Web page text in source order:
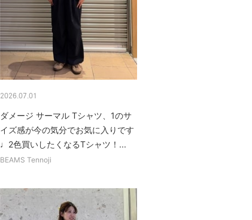
2026.07.01
ダメージ サーマル Tシャツ、1のサ
イズ感が今の気分でお気に入りです
♩2色買いしたくなるTシャツ！...
BEAMS Tennoji